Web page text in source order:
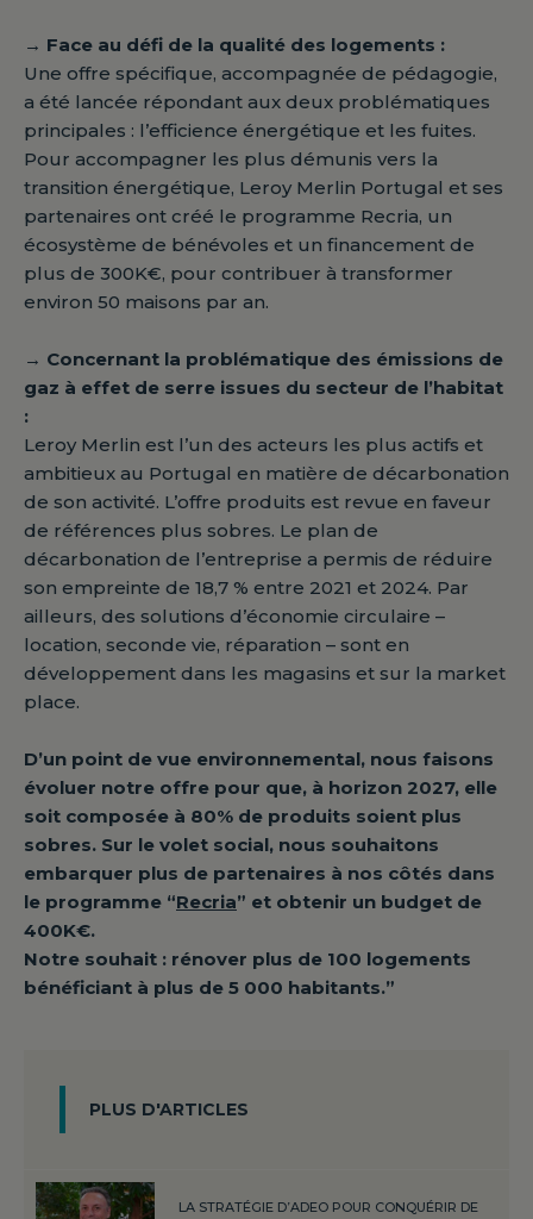
→ Face au défi de la qualité des logements :
Une offre spécifique, accompagnée de pédagogie,
a été lancée répondant aux deux problématiques
principales : l’efficience énergétique et les fuites.
Pour accompagner les plus démunis vers la
transition énergétique, Leroy Merlin Portugal et ses
partenaires ont créé le programme Recria, un
écosystème de bénévoles et un financement de
plus de 300K€, pour contribuer à transformer
environ 50 maisons par an.
→ Concernant la problématique des émissions de
gaz à effet de serre issues du secteur de l’habitat
:
Leroy Merlin est l’un des acteurs les plus actifs et
ambitieux au Portugal en matière de décarbonation
de son activité. L’offre produits est revue en faveur
de références plus sobres. Le plan de
décarbonation de l’entreprise a permis de réduire
son empreinte de 18,7 % entre 2021 et 2024. Par
ailleurs, des solutions d’économie circulaire –
location, seconde vie, réparation – sont en
développement dans les magasins et sur la market
place.
D’un point de vue environnemental, nous faisons
évoluer notre offre pour que, à horizon 2027, elle
soit composée à 80% de produits soient plus
sobres. Sur le volet social, nous souhaitons
embarquer plus de partenaires à nos côtés dans
le programme “Recria” et obtenir un budget de
400K€.
Notre souhait : rénover plus de 100 logements
bénéficiant à plus de 5 000 habitants.”
PLUS D'ARTICLES
LA STRATÉGIE D’ADEO POUR CONQUÉRIR DE